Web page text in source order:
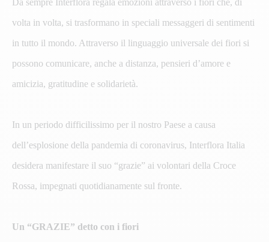
volta in volta, si trasformano in speciali messaggeri di sentimenti
in tutto il mondo. Attraverso il linguaggio universale dei fiori si
possono comunicare, anche a distanza, pensieri d’amore e
amicizia, gratitudine e solidarietà.
In un periodo difficilissimo per il nostro Paese a causa
dell’esplosione della pandemia di coronavirus, Interflora Italia
desidera manifestare il suo “grazie” ai volontari della Croce
Rossa, impegnati quotidianamente sul fronte.
Un “GRAZIE” detto con i fiori